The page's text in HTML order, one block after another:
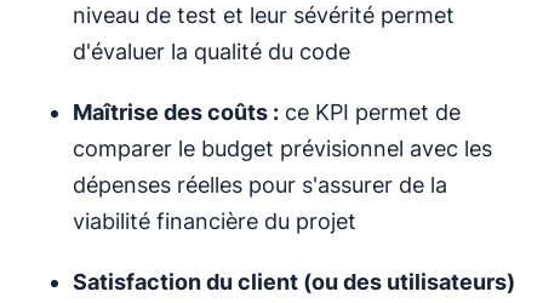
niveau de test et leur sévérité permet
d'évaluer la qualité du code
Maîtrise des coûts : ce KPI permet de
comparer le budget prévisionnel avec les
dépenses réelles pour s'assurer de la
viabilité financière du projet
Satisfaction du client (ou des utilisateurs)